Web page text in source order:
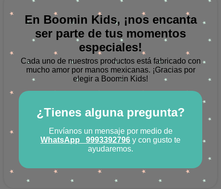
En Boomin Kids, ¡nos encanta
ser parte de tus momentos
especiales!
Cada uno de nuestros productos está fabricado con
mucho amor por manos mexicanas. ¡Gracias por
elegir a Boomin Kids!
¿Tienes alguna pregunta?
Envíanos un mensaje por medio de
WhatsApp
9993392796 y con gusto te
ayudaremos.